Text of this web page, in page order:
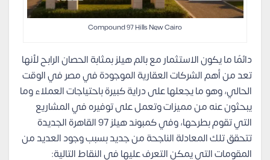
Compound 97 Hills New Cairo
دائمًا ما يكون الاستثمار مع بالم هيلز بمثابة الحصان الرابح لأنها
تعد من أهم الشركات العقارية الموجودة في مصر في الوقت
الحالي، وهو ما يجعلها على دراية كبيرة باحتياجات العملاء وما
يبحثون عنه من مميزات وتعمل على توفيره في المشاريع
التي تقوم بطرحها، وفي كمبوند هيلز 97 القاهرة الجديدة
تتحقق تلك المعادلة الناجحة من جديد بسبب وجود العديد من
المقومات التي يمكن التعرف عليها في النقاط التالية: